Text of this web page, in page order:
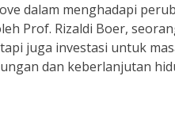
dalam menghadapi
Prof. Rizaldi Boer,
juga investasi untuk
dan keberlanjutan